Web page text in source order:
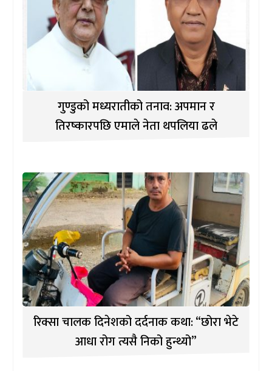
गुण्डुको मध्यरातीको तनाव: अपमान र
तिरष्कारपछि एमाले नेता थपलिया ढले
रिक्सा चालक दिनेशको दर्दनाक कथा: “छोरा भेटे
आधा रोग त्यसै निको हुन्थ्यो”